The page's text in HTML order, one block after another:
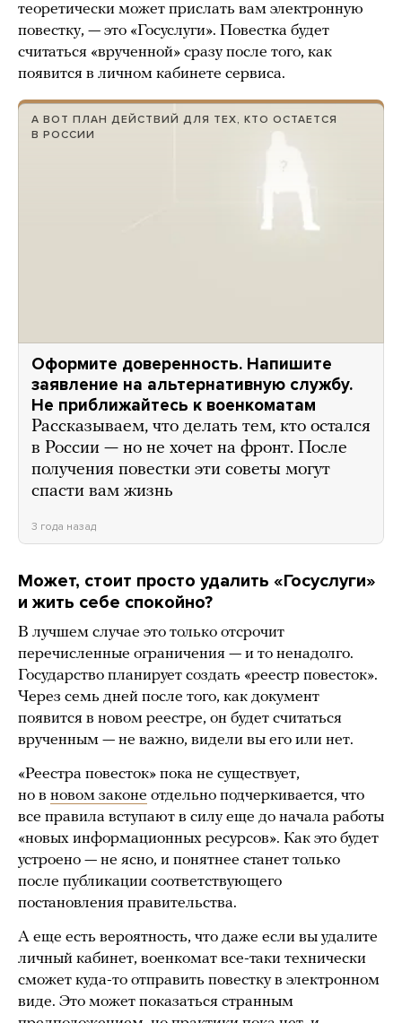
теоретически может прислать вам электронную
повестку, — это «Госуслуги». Повестка будет
считаться «врученной» сразу после того, как
появится в личном кабинете сервиса.
А ВОТ ПЛАН ДЕЙСТВИЙ ДЛЯ ТЕХ, КТО ОСТАЕТСЯ
В РОССИИ
Оформите доверенность. Напишите
заявление на альтернативную службу.
Не приближайтесь к военкоматам
Рассказываем, что делать тем, кто остался
в России — но не хочет на фронт. После
получения повестки эти советы могут
спасти вам жизнь
3 года назад
Может, стоит просто удалить «Госуслуги»
и жить себе спокойно?
В лучшем случае это только отсрочит
перечисленные ограничения — и то ненадолго.
Государство планирует создать «реестр повесток».
Через семь дней после того, как документ
появится в новом реестре, он будет считаться
врученным — не важно, видели вы его или нет.
«Реестра повесток» пока не существует,
но в новом законе отдельно подчеркивается, что
все правила вступают в силу еще до начала работы
«новых информационных ресурсов». Как это будет
устроено — не ясно, и понятнее станет только
после публикации соответствующего
постановления правительства.
А еще есть вероятность, что даже если вы удалите
личный кабинет, военкомат все-таки технически
сможет куда-то отправить повестку в электронном
виде. Это может показаться странным